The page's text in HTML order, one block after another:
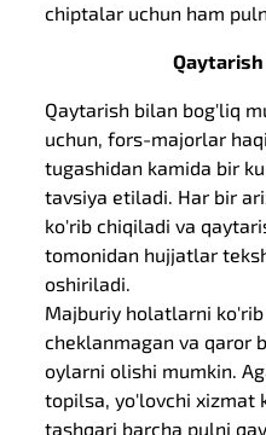
chiptalar uchun ham
Qaytarish bilan bog'liq
uchun, fors-majorlar
tugashidan kamida bir
tavsiya etiladi. Har bir
ko'rib chiqiladi va
tomonidan hujjatlar
oshiriladi.
Majburiy holatlarni
cheklanmagan va qaror
oylarni olishi mumkin.
topilsa, yo'lovchi xizmat
tashqari barcha pulni